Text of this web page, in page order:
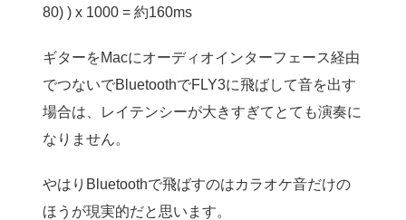
80) ) x 1000 = 約160ms
ギターをMacにオーディオインターフェース経由
でつないでBluetoothでFLY3に飛ばして音を出す
場合は、レイテンシーが大きすぎてとても演奏に
なりません。
やはりBluetoothで飛ばすのはカラオケ音だけの
ほうが現実的だと思います。